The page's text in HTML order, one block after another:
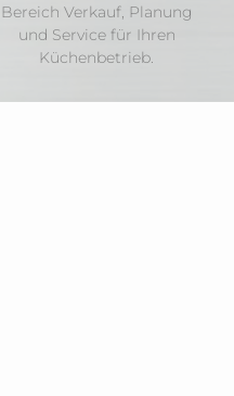
Bereich Verkauf, Planung
und Service für Ihren
Küchenbetrieb.